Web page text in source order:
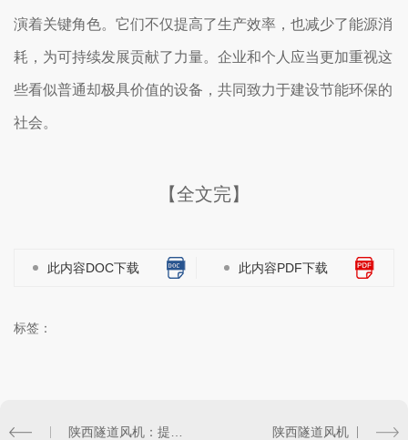
演着关键角色。它们不仅提高了生产效率，也减少了能源消
耗，为可持续发展贡献了力量。企业和个人应当更加重视这
些看似普通却极具价值的设备，共同致力于建设节能环保的
社会。
【全文完】
此内容DOC下载 此内容PDF下载
标签：
陕西隧道风机